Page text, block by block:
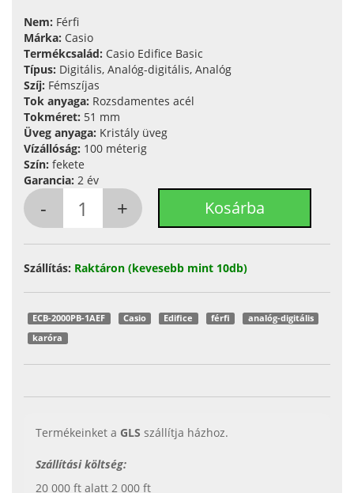
Nem: Férfi
Márka: Casio
Termékcsalád: Casio Edifice Basic
Típus: Digitális, Analóg-digitális, Analóg
Szíj: Fémszíjas
Tok anyaga: Rozsdamentes acél
Tokméret: 51 mm
Üveg anyaga: Kristály üveg
Vízállóság: 100 méterig
Szín: fekete
Garancia: 2 év
Szállítás: Raktáron (kevesebb mint 10db)
ECB-2000PB-1AEF Casio Edifice férfi
analóg-digitális
karóra
Termékeinket a GLS szállítja házhoz.
Szállítási költség:
20 000 ft alatt 2 000 ft